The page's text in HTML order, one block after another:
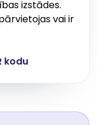
izstādes.
vai ir
kodu